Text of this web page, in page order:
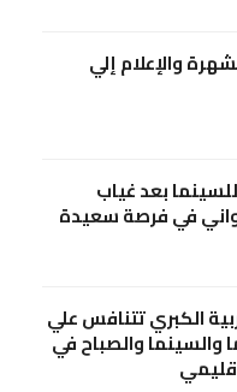
والإعلام إلي
بعد غياب
في فرصة سعيدة
الكبري تتنافس علي
والسينما والصباح في